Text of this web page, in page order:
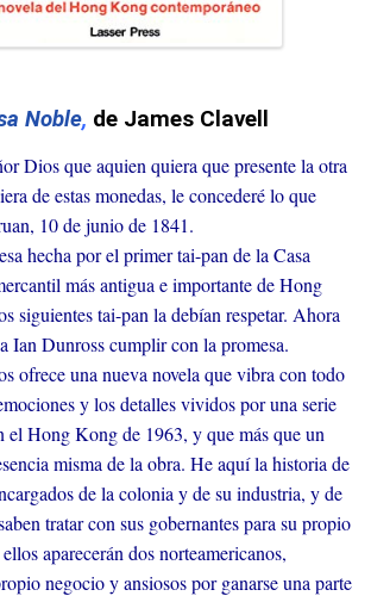
Noble, de James Clavell
Dios que aquien quiera que presente la otra
de estas monedas, le concederé lo que
10 de junio de 1841.
hecha por el primer tai-pan de la Casa
más antigua e importante de Hong
siguientes tai-pan la debían respetar. Ahora
Ian Dunross cumplir con la promesa.
ofrece una nueva novela que vibra con todo
y los detalles vividos por una serie
el Hong Kong de 1963, y que más que un
misma de la obra. He aquí la historia de
de la colonia y de su industria, y de
tratar con sus gobernantes para su propio
aparecerán dos norteamericanos,
negocio y ansiosos por ganarse una parte